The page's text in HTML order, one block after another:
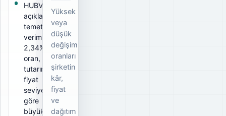
HUBVC için
açıklanan
temettü
verimi
2,34%. Bu
oran, ödeme
tutarının ilgili
fiyat
seviyesine
göre
büyüklüğünü
Yüksek
veya
düşük
değişim
oranları
şirketin
kâr,
fiyat
ve
dağıtım